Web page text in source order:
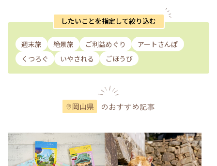
したいことを指定して絞り込む
週末旅 絶景旅 ご利益めぐり
アートさんぽ
くつろぐ
いやされる ごほうび
岡山県 のおすすめ記事